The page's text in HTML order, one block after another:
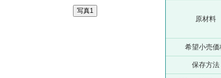
原材料
希望小売価
保存方法